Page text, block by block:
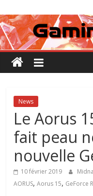
au
contenu
Tests
et
Actu
des
vidéo
News
Le Aorus
fait peau
nouvelle
10 février 2019
AORUS,Aorus 15, GeForce